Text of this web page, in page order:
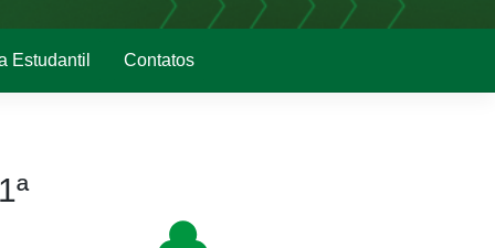
Estudantil Contatos